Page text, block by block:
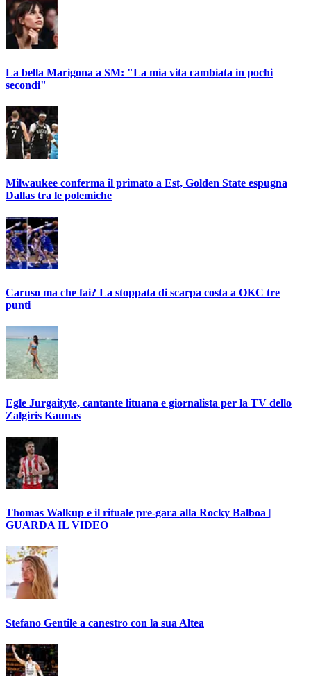
La bella Marigona a SM: "La mia vita cambiata in pochi
secondi"
Milwaukee conferma il primato a Est, Golden State espugna
Dallas tra le polemiche
Caruso ma che fai? La stoppata di scarpa costa a OKC tre
punti
Egle Jurgaityte, cantante lituana e giornalista per la TV dello
Zalgiris Kaunas
Thomas Walkup e il rituale pre-gara alla Rocky Balboa |
GUARDA IL VIDEO
Stefano Gentile a canestro con la sua Altea